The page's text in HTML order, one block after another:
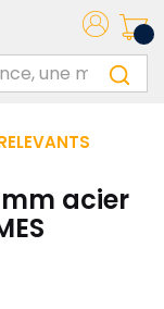
acier